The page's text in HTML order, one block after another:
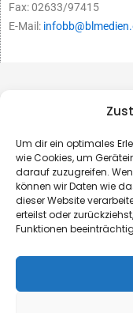
Um dir ein optimales
wie Cookies, um
darauf zuzugreifen.
können wir Daten wie
dieser Website
erteilst oder
Funktionen
Fax: 02633/97415
E-Mail:
© B&L